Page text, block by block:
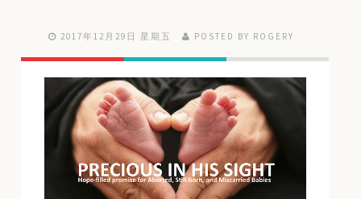
2017年12月29日 星期五 POSTED BY ROGERY